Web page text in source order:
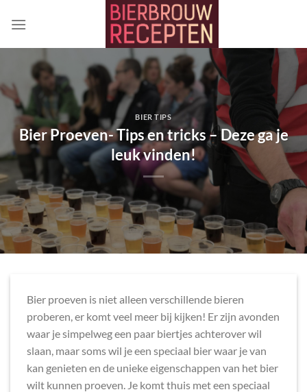
naar
BIER TIPS
Bier Proeven- Tips en tricks – Deze ga je
leuk vinden!
Bier proeven is niet alleen verschillende bieren
proberen, er komt veel meer bij kijken! Er zijn avonden
waar je simpelweg een paar biertjes achterover wil
slaan, maar soms wil je een speciaal bier waar je van
kan genieten en de unieke eigenschappen van het bier
wilt kunnen proeven. Je komt thuis met een speciaal